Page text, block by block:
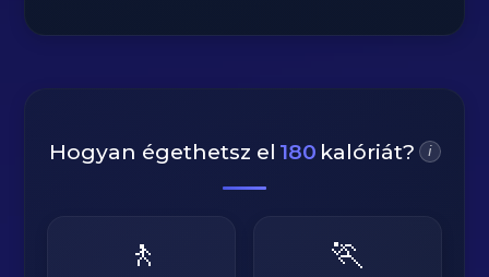
Hogyan égethetsz el 180 kalóriát? i
🚶 🏃